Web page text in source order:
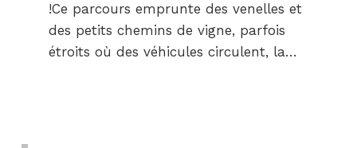
!Ce parcours emprunte des venelles et
des petits chemins de vigne, parfois
étroits où des véhicules circulent, la…